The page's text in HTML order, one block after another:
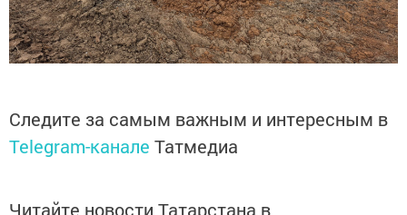
Следите за самым важным и интересным в
Telegram-канале Татмедиа
Читайте новости Татарстана в